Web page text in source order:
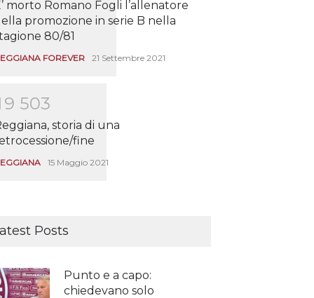
morto Romano Fogli l’allenatore
promozione in serie B nella
80/81
FOREVER 21 Settembre 2021
9 503
storia di una
fine
15 Maggio 2021
Posts
Punto e a capo:
chiedevano solo